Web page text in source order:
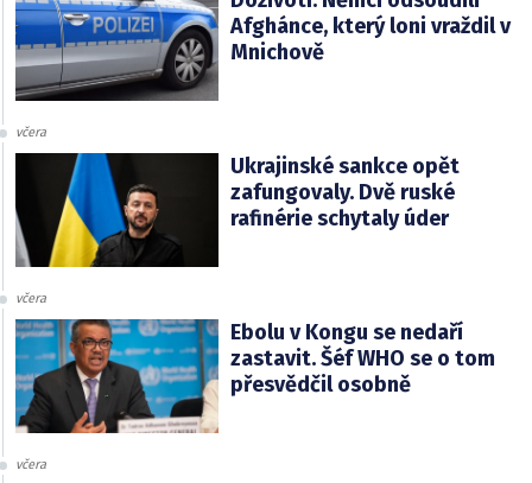
Afghánce, který loni vraždil v
Mnichově
včera
Ukrajinské sankce opět
zafungovaly. Dvě ruské
rafinérie schytaly úder
včera
Ebolu v Kongu se nedaří
zastavit. Šéf WHO se o tom
přesvědčil osobně
včera